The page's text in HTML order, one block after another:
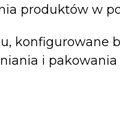
produktów w
i